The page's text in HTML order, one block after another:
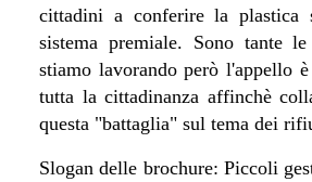
cittadini a conferire la plastica
sistema premiale. Sono tante
stiamo lavorando però l'appello
tutta la cittadinanza affinchè
questa "battaglia" sul tema dei
Slogan delle brochure: Piccoli